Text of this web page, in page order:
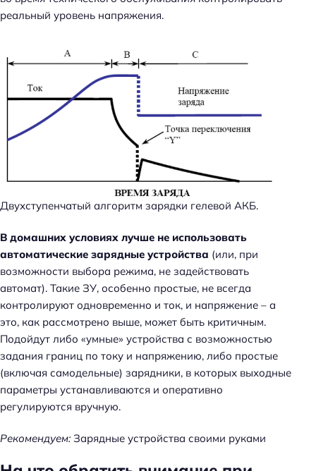
реальный уровень напряжения.
Двухступенчатый алгоритм зарядки гелевой АКБ.
В домашних условиях лучше не использовать
автоматические зарядные устройства (или, при
возможности выбора режима, не задействовать
автомат). Такие ЗУ, особенно простые, не всегда
контролируют одновременно и ток, и напряжение – а
это, как рассмотрено выше, может быть критичным.
Подойдут либо «умные» устройства с возможностью
задания границ по току и напряжению, либо простые
(включая самодельные) зарядники, в которых выходные
параметры устанавливаются и оперативно
регулируются вручную.
Рекомендуем: Зарядные устройства своими руками